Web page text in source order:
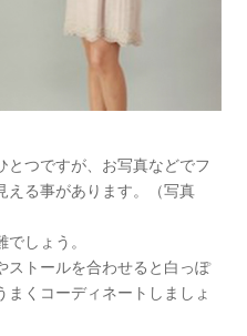
とつですが、お写真などでフ
える事があります。（写真
しょう。
ストールを合わせると白っぽ
くコーディネートしましょ